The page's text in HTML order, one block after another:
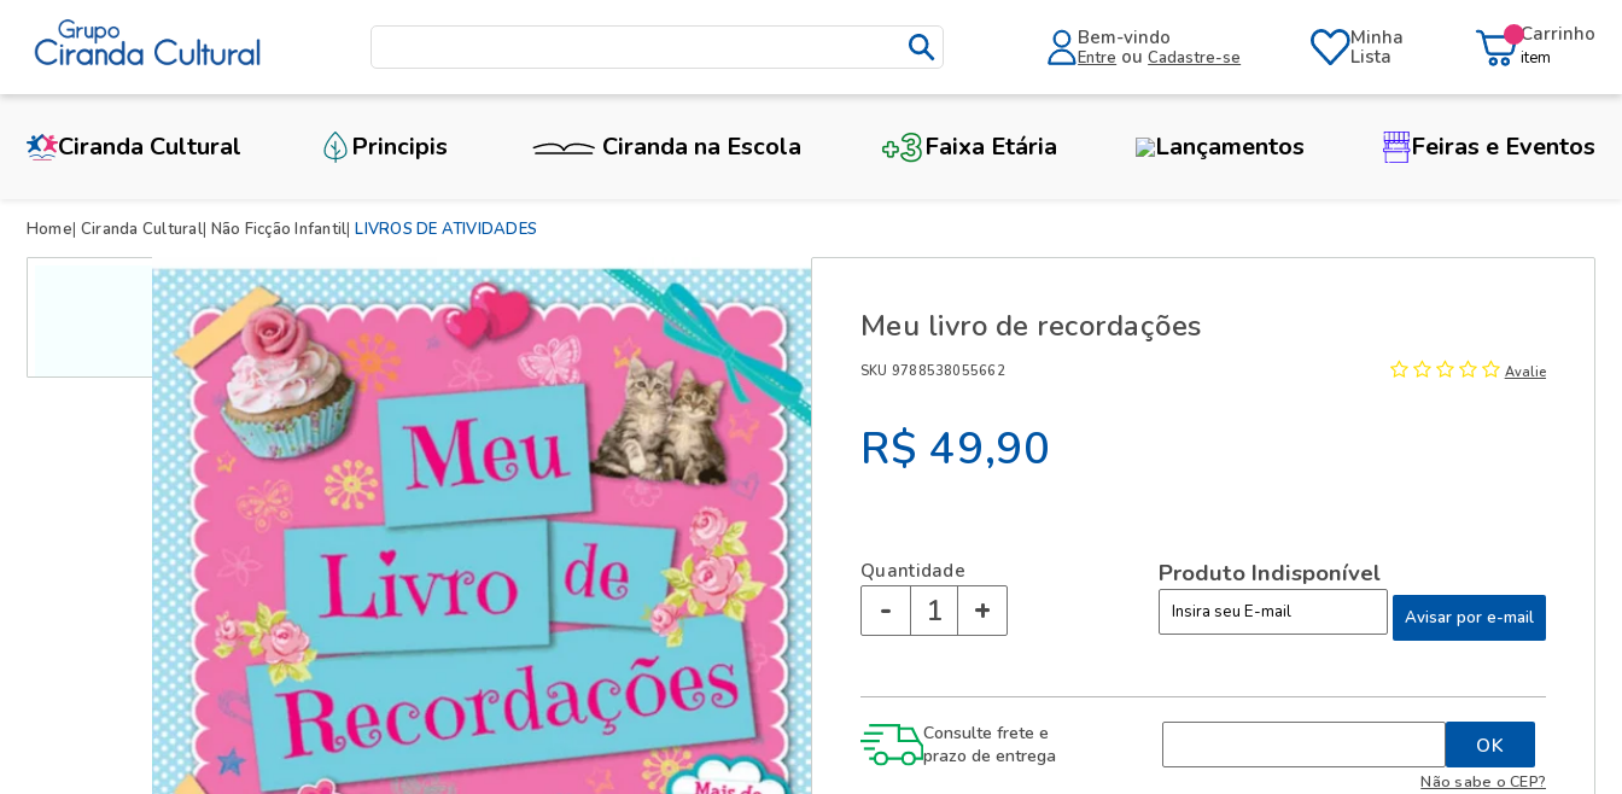
Bem-vindo
Entre ouCadastre-se
Minha
Lista
Carrinho
item
Ciranda Cultural Principis Ciranda na Escola Faixa Etária Lançamentos Feiras e Eventos
Home Ciranda Cultural Não Ficção Infantil LIVROS DE ATIVIDADES
Meu livro de recordações
SKU 9788538055662 Avalie
R$ 49,90
Quantidade
- +
Produto Indisponível
Consulte frete e
prazo de entrega
Não sabe o CEP?
X